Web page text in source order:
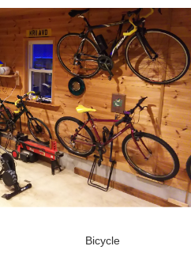
Bicycle